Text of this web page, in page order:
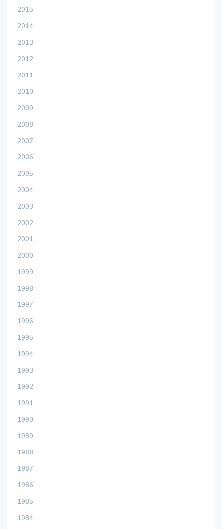
2015
2014
2013
2012
2011
2010
2009
2008
2007
2006
2005
2004
2003
2002
2001
2000
1999
1998
1997
1996
1995
1994
1993
1992
1991
1990
1989
1988
1987
1986
1985
1984